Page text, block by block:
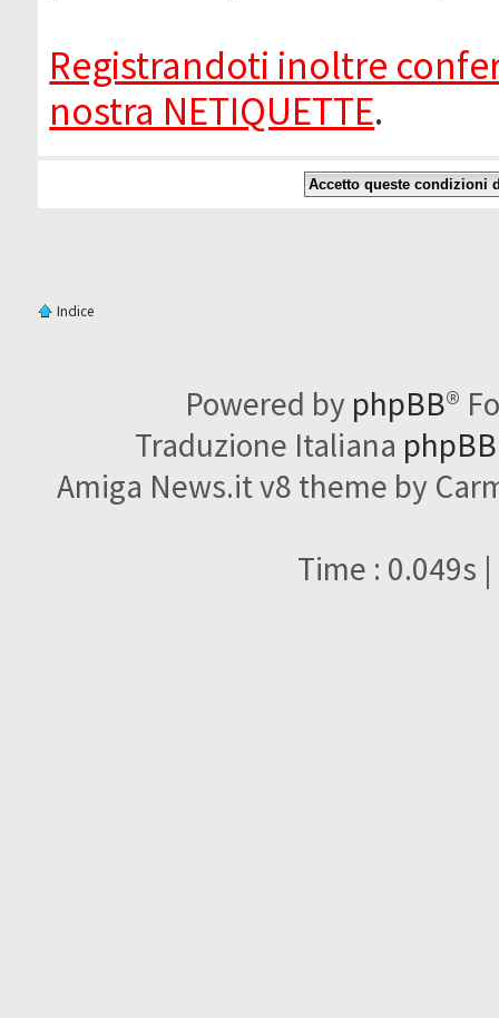
Registrandoti inoltre
nostra NETIQUETTE.
Indice
Powered by phpBB®
Traduzione Italiana
Amiga News.it v8 theme by
Time : 0.049s